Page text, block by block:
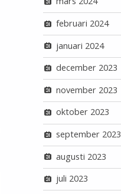
februari 2024
januari 2024
december 2023
november 2023
oktober 2023
september 2023
augusti 2023
juli 2023